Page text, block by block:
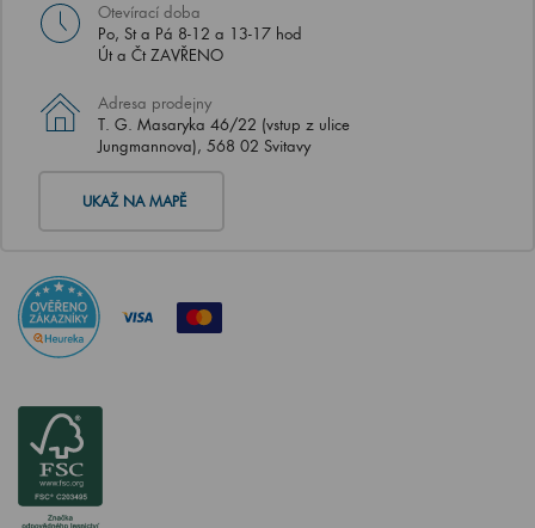
Otevírací doba
Po, St a Pá 8-12 a 13-17 hod
Út a Čt ZAVŘENO
Adresa prodejny
T. G. Masaryka 46/22 (vstup z ulice
Jungmannova), 568 02 Svitavy
UKAŽ NA MAPĚ